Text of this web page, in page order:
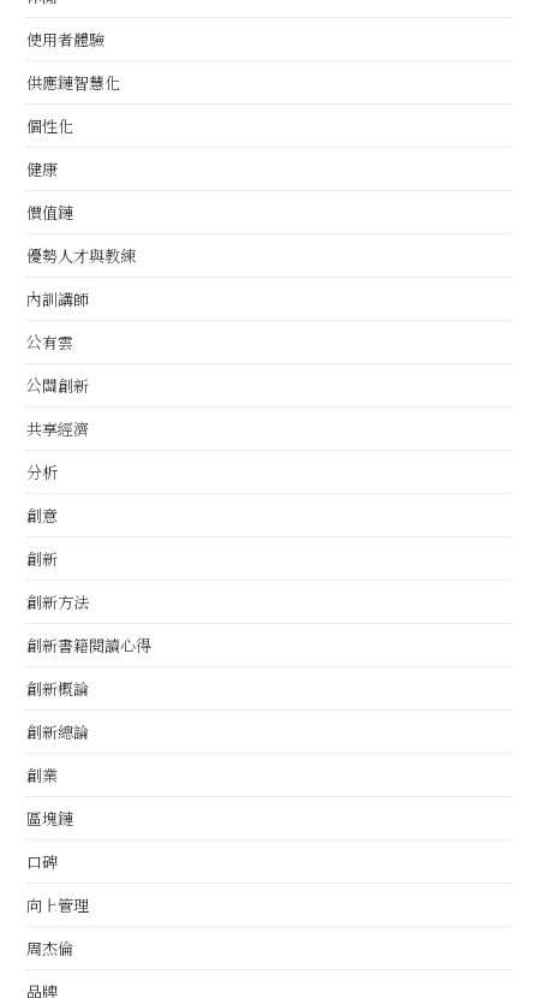
使用者體驗
供應鏈智慧化
個性化
健康
價值鏈
優勢人才與教練
內訓講師
公有雲
公關創新
共享經濟
分析
創意
創新
創新方法
創新書籍閱讀心得
創新概論
創新總論
創業
區塊鏈
口碑
向上管理
周杰倫
品牌